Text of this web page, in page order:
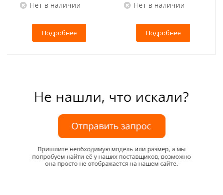
Нет в наличии
Подробнее
Нет в наличии
Подробнее